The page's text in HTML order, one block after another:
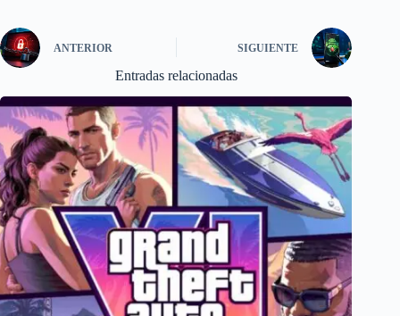
ANTERIOR SIGUIENTE
Entradas relacionadas